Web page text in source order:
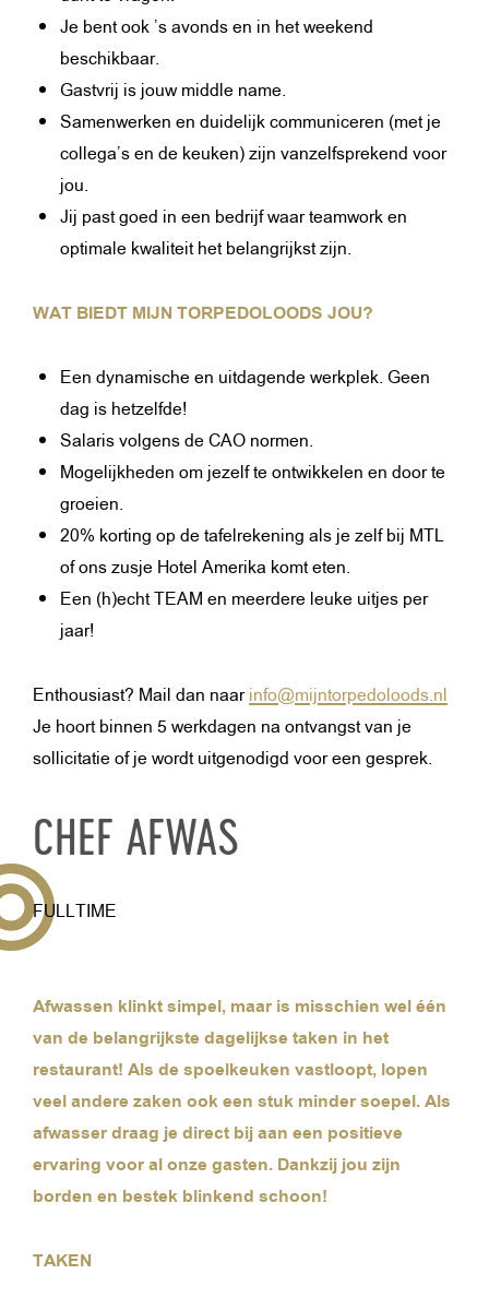
Je bent ook ’s avonds en in het weekend
beschikbaar.
Gastvrij is jouw middle name.
Samenwerken en duidelijk communiceren (met je
collega’s en de keuken) zijn vanzelfsprekend voor
jou.
Jij past goed in een bedrijf waar teamwork en
optimale kwaliteit het belangrijkst zijn.
WAT BIEDT MIJN TORPEDOLOODS JOU?
Een dynamische en uitdagende werkplek. Geen
dag is hetzelfde!
Salaris volgens de CAO normen.
Mogelijkheden om jezelf te ontwikkelen en door te
groeien.
20% korting op de tafelrekening als je zelf bij MTL
of ons zusje Hotel Amerika komt eten.
Een (h)echt TEAM en meerdere leuke uitjes per
jaar!
Enthousiast? Mail dan naarinfo@mijntorpedoloods.nl
Je hoort binnen 5 werkdagen na ontvangst van je
sollicitatie of je wordt uitgenodigd voor een gesprek.
CHEF AFWAS
FULLTIME
Afwassen klinkt simpel, maar is misschien wel één
van de belangrijkste dagelijkse taken in het
restaurant! Als de spoelkeuken vastloopt, lopen
veel andere zaken ook een stuk minder soepel. Als
afwasser draag je direct bij aan een positieve
ervaring voor al onze gasten. Dankzij jou zijn
borden en bestek blinkend schoon!
TAKEN